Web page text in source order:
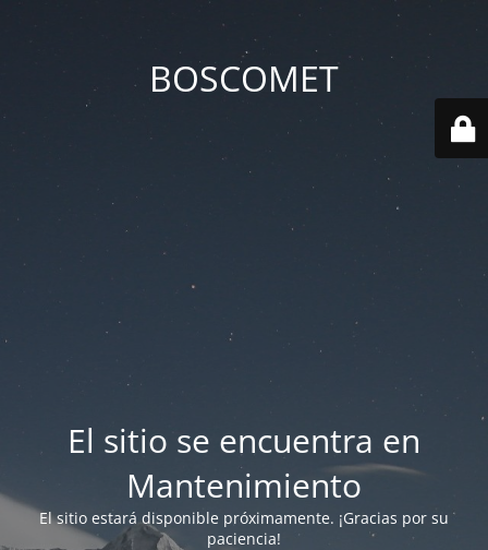
BOSCOMET
El sitio se encuentra en
Mantenimiento
El sitio estará disponible próximamente. ¡Gracias por su
paciencia!